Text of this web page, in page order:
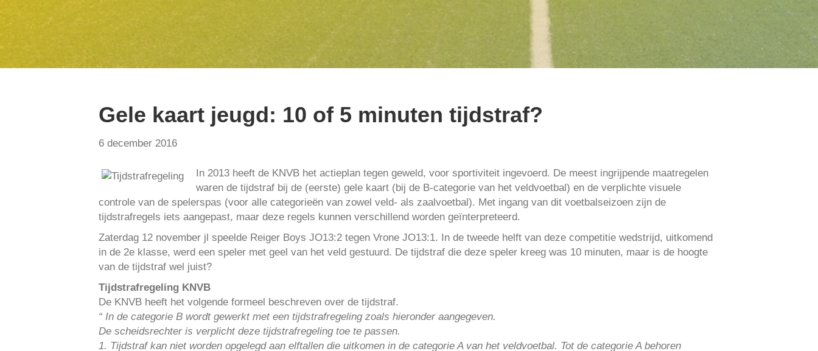
Gele kaart jeugd: 10 of 5 minuten tijdstraf?
6 december 2016
In 2013 heeft de KNVB het actieplan tegen geweld, voor sportiviteit ingevoerd. De meest ingrijpende maatregelen
waren de tijdstraf bij de (eerste) gele kaart (bij de B-categorie van het veldvoetbal) en de verplichte visuele
controle van de spelerspas (voor alle categorieën van zowel veld- als zaalvoetbal). Met ingang van dit voetbalseizoen zijn de
tijdstrafregels iets aangepast, maar deze regels kunnen verschillend worden geïnterpreteerd.
Zaterdag 12 november jl speelde Reiger Boys JO13:2 tegen Vrone JO13:1. In de tweede helft van deze competitie wedstrijd, uitkomend
in de 2e klasse, werd een speler met geel van het veld gestuurd. De tijdstraf die deze speler kreeg was 10 minuten, maar is de hoogte
van de tijdstraf wel juist?
Tijdstrafregeling KNVB
De KNVB heeft het volgende formeel beschreven over de tijdstraf.
“ In de categorie B wordt gewerkt met een tijdstrafregeling zoals hieronder aangegeven.
De scheidsrechter is verplicht deze tijdstrafregeling toe te passen.
1. Tijdstraf kan niet worden opgelegd aan elftallen die uitkomen in de categorie A van het veldvoetbal. Tot de categorie A behoren